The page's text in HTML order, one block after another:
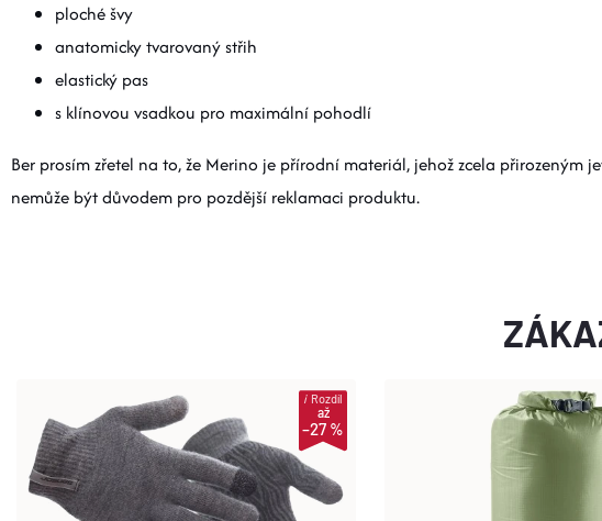
ploché švy
anatomicky tvarovaný střih
elastický pas
s klínovou vsadkou pro maximální pohodlí
Ber prosím zřetel na to, že Merino je přírodní materiál, jehož zcela přirozeným
nemůže být důvodem pro pozdější reklamaci produktu.
až
–27 %
iRozdíl